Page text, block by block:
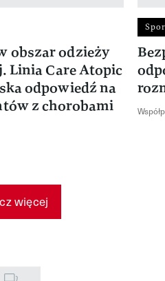
obszar odzieży
Linia Care Atopic
odpowiedź na
z chorobami
więcej